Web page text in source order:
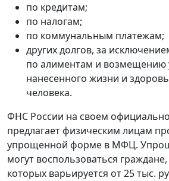
по кредитам;
по налогам;
по коммунальным платежам;
других долгов, за
по алиментам и возмещению
нанесенного жизни и
человека.
ФНС России на своем
предлагает физическим лицам
упрощенной форме в МФЦ.
могут воспользоваться
которых варьируется от 25 тыс.